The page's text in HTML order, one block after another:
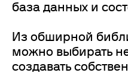
база данных и
Из обширной
можно выбирать
создавать